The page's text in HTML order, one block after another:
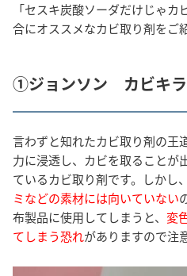
「セスキ炭酸ソーダだけじゃ
合にオススメなカビ取り剤をご
①ジョンソン カビキ
言わずと知れたカビ取り剤の王
力に浸透し、カビを取ることが
ているカビ取り剤です。しかし、
ミなどの素材には向いていない
布製品に使用してしまうと、 変
てしまう恐れがありますので注